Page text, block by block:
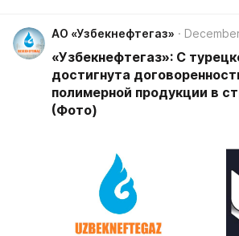
бензина и дизельного топлива
по стартовым ценам,
зависимости от котировок
биржах.
АО «Узбекнефтегаз»
«Узбекнефтегаз»: С
достигнута
полимерной продукции в
(Фото)